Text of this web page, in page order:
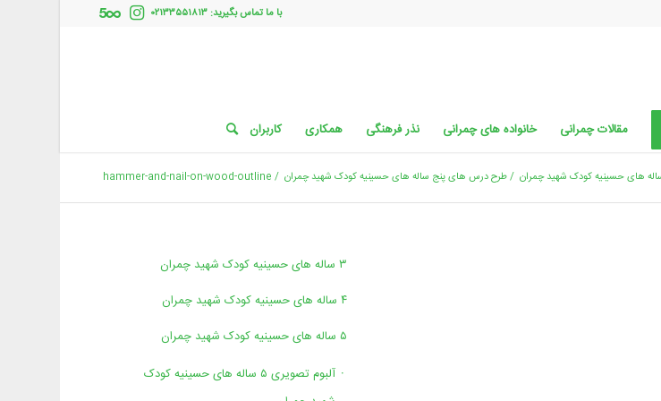
با ما تماس بگیرید: ۰۲۱۳۳۵۵۱۸۱۳
مقالات چمرانی خانواده های چمرانی نذر فرهنگی همکاری کاربران
/طرح درس های پنج ساله های حسینیه کودک شهید چمران /
hammer-and-nail-on-wood-outline
۳ ساله های حسینیه کودک شهید چمران
۴ ساله های حسینیه کودک شهید چمران
۵ ساله های حسینیه کودک شهید چمران
آلبوم تصویری ۵ ساله های حسینیه کودک